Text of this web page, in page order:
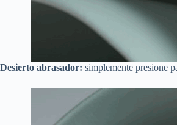
Desierto abrasador: simplemente presione